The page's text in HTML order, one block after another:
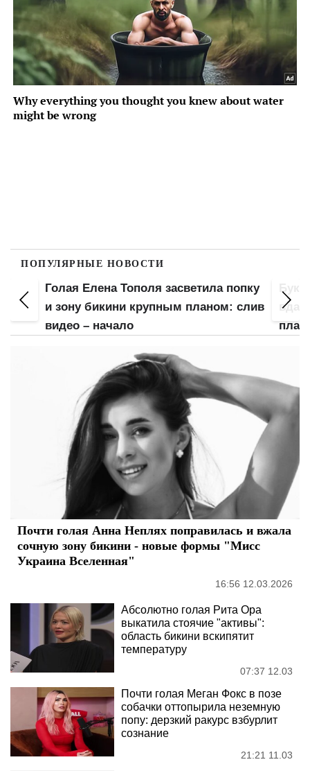
ПОПУЛЯРНЫЕ НОВОСТИ
Голая Елена Тополя засветила попку
и зону бикини крупным планом: слив
видео – начало
Почти голая Анна Неплях поправилась и вжала
сочную зону бикини - новые формы "Мисс
Украина Вселенная"
16:56 12.03.2026
Абсолютно голая Рита Ора
выкатила стоячие "активы":
область бикини вскипятит
температуру
07:37 12.03
Почти голая Меган Фокс в позе
собачки оттопырила неземную
попу: дерзкий ракурс взбурлит
сознание
21:21 11.03